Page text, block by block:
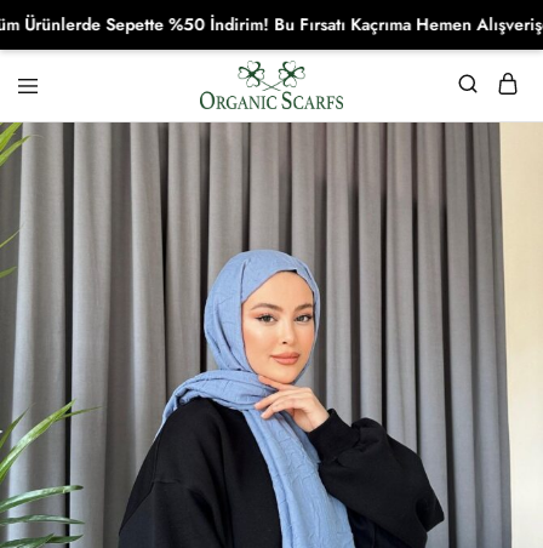
Organikscarf
Sepette %50 İndirim! Bu Fırsatı Kaçrıma Hemen Alışverişe